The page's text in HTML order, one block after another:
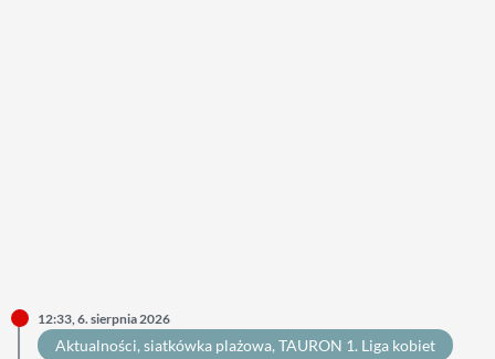
12:33, 6. sierpnia 2026
Aktualności, siatkówka plażowa, TAURON 1. Liga kobiet